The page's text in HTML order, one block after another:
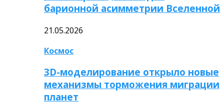
барионной асимметрии Вселенной
21.05.2026
Космос
3D-моделирование открыло новые
механизмы торможения миграции
планет